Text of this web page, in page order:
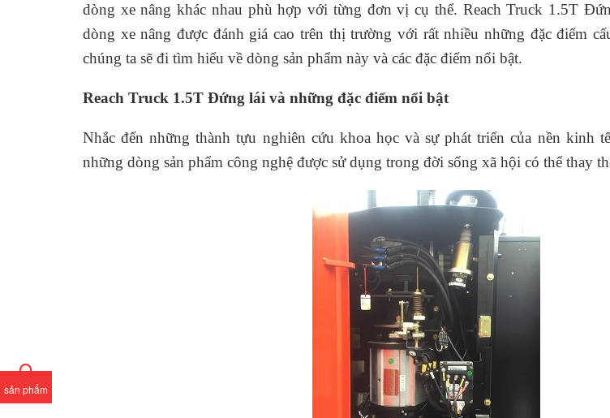
sản phẩm
dòng xe nâng khác nhau phù hợp với từng đơn vị cụ thể. Reach Truck 1.5T
dòng xe nâng được đánh giá cao trên thị trường với rất nhiều những đặc điểm
chúng ta sẽ đi tìm hiểu về dòng sản phẩm này và các đặc điểm nổi bật.
Reach Truck 1.5T Đứng lái và những đặc điểm nổi bật
Nhắc đến những thành tựu nghiên cứu khoa học và sự phát triển của nền kinh
những dòng sản phẩm công nghệ được sử dụng trong đời sống xã hội có thể thay